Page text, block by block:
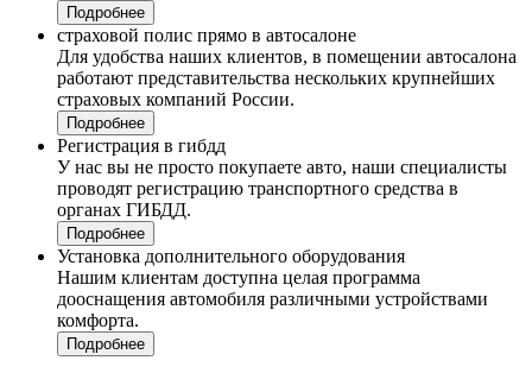
Подробнее
страховой полис прямо в автосалоне
Для удобства наших клиентов, в помещении автосалона
работают представительства нескольких крупнейших
страховых компаний России.
Подробнее
Регистрация в гибдд
У нас вы не просто покупаете авто, наши специалисты
проводят регистрацию транспортного средства в
органах ГИБДД.
Подробнее
Установка дополнительного оборудования
Нашим клиентам доступна целая программа
дооснащения автомобиля различными устройствами
комфорта.
Подробнее